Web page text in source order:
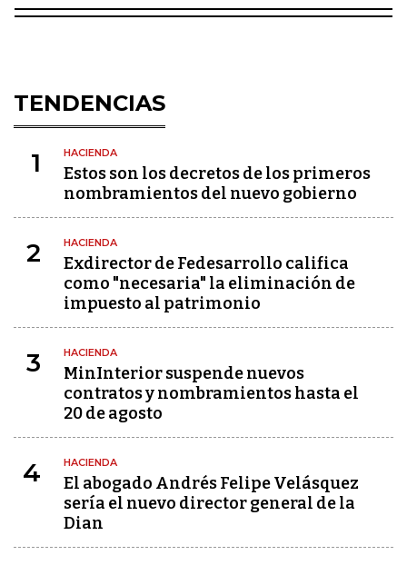
TENDENCIAS
1 HACIENDA
Estos son los decretos de los primeros
nombramientos del nuevo gobierno
2 HACIENDA
Exdirector de Fedesarrollo califica
como "necesaria" la eliminación de
impuesto al patrimonio
3 HACIENDA
MinInterior suspende nuevos
contratos y nombramientos hasta el
20 de agosto
4 HACIENDA
El abogado Andrés Felipe Velásquez
sería el nuevo director general de la
Dian